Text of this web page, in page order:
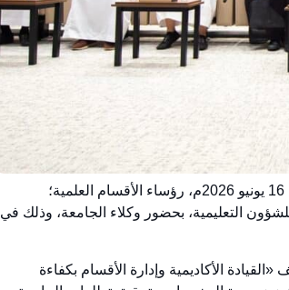
التقى سعادة رئيس الجامعة الأستاذ الدكتور محمد بن فهد الشارخ، أمس الثلاثاء 16 يونيو 2026م، رؤساء الأقسام العلمية؛
وكالة الجامعة للشؤون التعليمية، بحضور وكلاء الجامعة، وذلك في
الأكاديمية وإدارة الأقسام بكفاءة